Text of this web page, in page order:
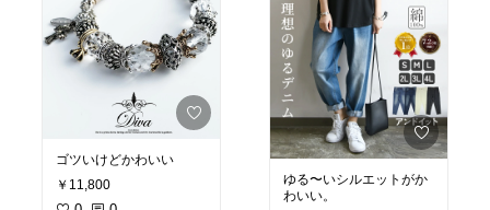
ゴツいけどかわいい
￥11,800
ゆる〜いシルエットがか
わいい。